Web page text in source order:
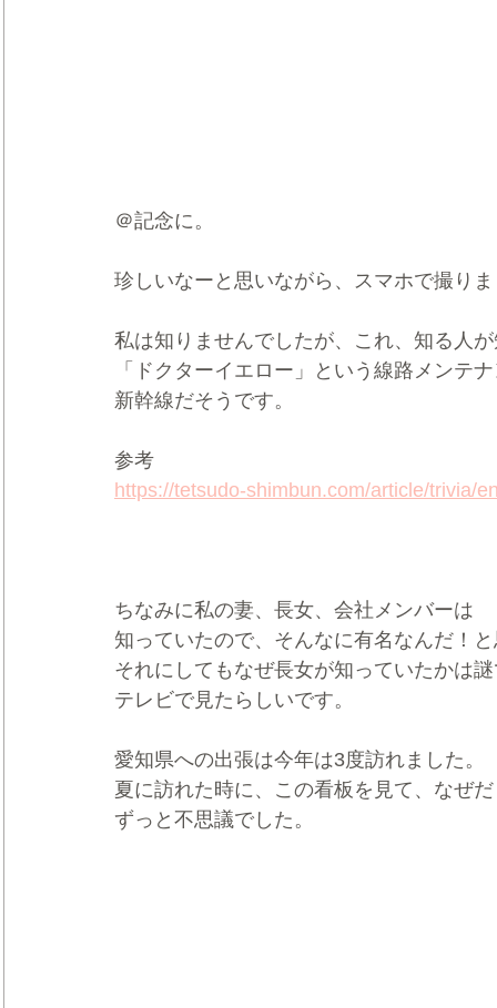
＠記念に。
珍しいなーと思いながら、スマホで撮り
私は知りませんでしたが、これ、知る人
「ドクターイエロー」という線路メンテ
新幹線だそうです。
参考
https://tetsudo-shimbun.com/article/trivia/
ちなみに私の妻、長女、会社メンバーは
知っていたので、そんなに有名なんだ！
それにしてもなぜ長女が知っていたかは
テレビで見たらしいです。
愛知県への出張は今年は3度訪れました。
夏に訪れた時に、この看板を見て、なぜ
ずっと不思議でした。